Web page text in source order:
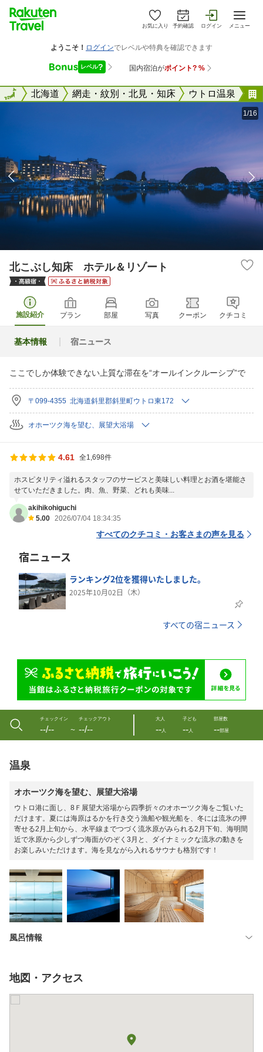
お気に入り 予約確認 ログイン メニュー
全国北海道 網走・紋別・北見・知床 ウトロ温泉
全国
1/16
北こぶし知床 ホテル＆リゾート
施設紹介 プラン 部屋 写真 クーポン クチコミ
基本情報 宿ニュース
ここでしか体験できない上質な滞在を“オールインクルーシブ”で
〒099-4355 北海道斜里郡斜里町ウトロ東172
オホーツク海を望む、展望大浴場
4.61 全1,698件
ホスピタリティ溢れるスタッフのサービスと美味しい料理とお酒を堪能さ
せていただきました。肉、魚、野菜、どれも美味...
akihikohiguchi
5.00 2026/07/04 18:34:35
すべてのクチコミ・お客さまの声を見る
宿ニュース
ランキング2位を獲得いたしました。
2025年10月02日（木）
すべての宿ニュース
チェックイン
--/-- 〜
チェックアウト
--/--
大人
--人
子ども
--人
部屋数
--部屋
温泉
オホーツク海を望む、展望大浴場
ウトロ港に面し、8Ｆ展望大浴場から四季折々のオホーツク海をご覧いた
だけます。夏には海原はるかを行き交う漁船や観光船を、冬には流氷の押
寄せる2月上旬から、水平線までつづく流氷原がみられる2月下旬、海明間
近で氷原から少しずつ海面がのぞく3月と、ダイナミックな流氷の動きを
お楽しみいただけます。海を見ながら入れるサウナも格別です！
風呂情報
地図・アクセス